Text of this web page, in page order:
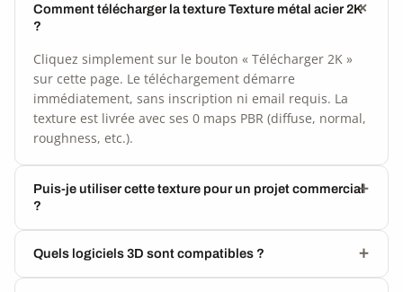
Comment télécharger la texture Texture métal acier 2K
?
Cliquez simplement sur le bouton « Télécharger 2K »
sur cette page. Le téléchargement démarre
immédiatement, sans inscription ni email requis. La
texture est livrée avec ses 0 maps PBR (diffuse, normal,
roughness, etc.).
Puis-je utiliser cette texture pour un projet commercial
?
Quels logiciels 3D sont compatibles ?